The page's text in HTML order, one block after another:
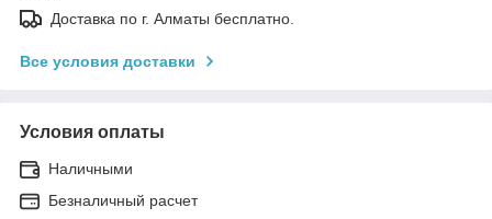
Доставка по г. Алматы бесплатно.
Все условия доставки
Условия оплаты
Наличными
Безналичный расчет